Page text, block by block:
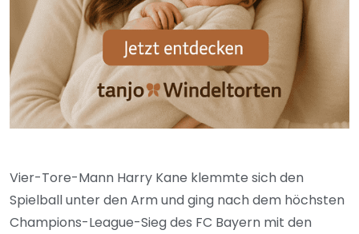
Vier-Tore-Mann Harry Kane klemmte sich den
Spielball unter den Arm und ging nach dem höchsten
Champions-League-Sieg des FC Bayern mit den